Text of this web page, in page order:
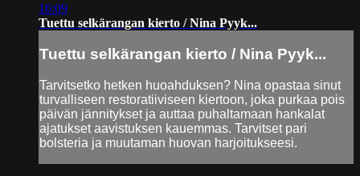
16:09
Tuettu selkärangan kierto / Nina Pyyk...
Tuettu selkärangan kierto / Nina Pyyk...
Tarvitsetko hetken huoahduksen? Nina opastaa sinut
turvalliseen restoratiiviseen kiertoon, joka purkaa pois
päivän jännitykset ja auttaa puhaltamaan hankalat
ajatukset aavistuksen kauemmas. Tarvitset pari
bolsteria ja muutaman huovan harjoitukseesi.